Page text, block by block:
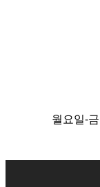
월요일-